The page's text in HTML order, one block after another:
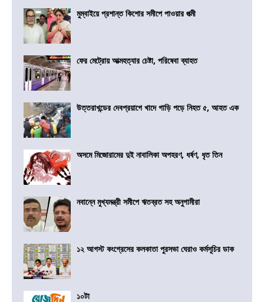
মুম্বাইয়ে প্রশান্ত কিশোর সমীপে পাওয়ার পত্মী
ফের মেট্রোয় আত্মহত্যার চেষ্টা, পরিষেবা ব্যাহত
উত্তরাখন্ডের দেবপ্রয়াগে খাদে গাড়ি পড়ে নিহত ৫, আহত এক
অসমে মিজোরামের দুই নাবালিকা অপহরণ, ধর্ষণ, ধৃত তিন
নবান্নে মুখ্যমন্ত্রী সমীপে ঋতব্রত সহ অনুগামীরা
১২ আগস্ট কংগ্রেসের কলকাতা পুরসভা ঘেরাও কর্মসূচির ডাক
১০টা